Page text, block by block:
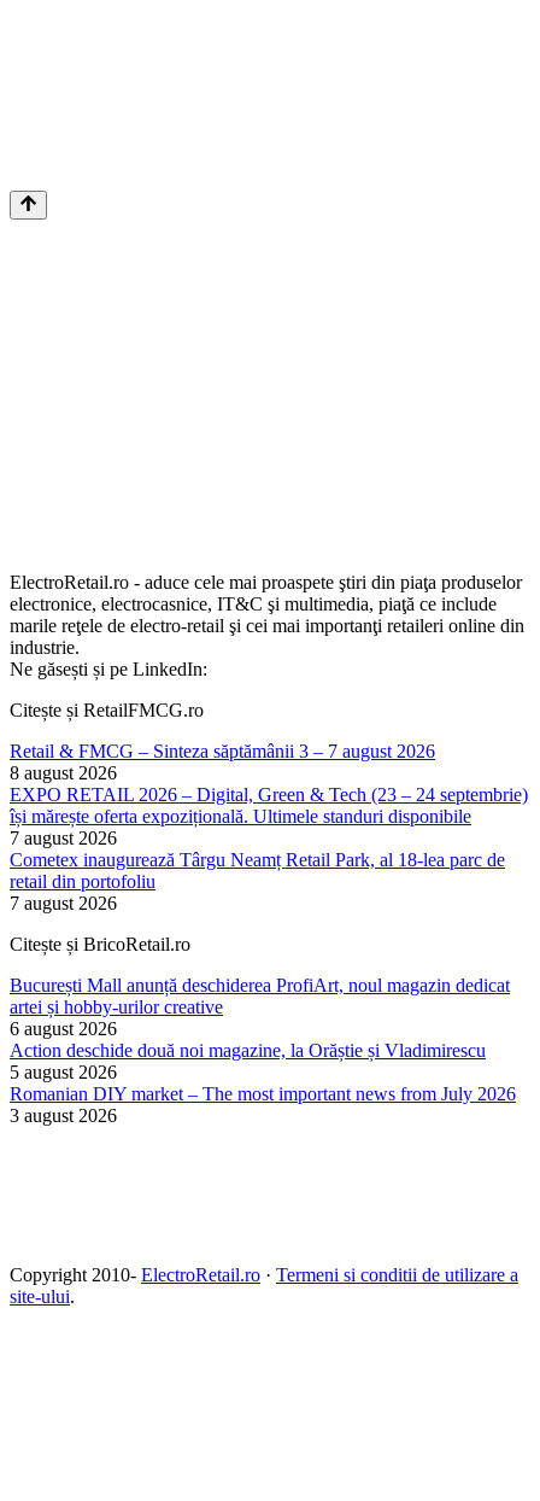
ElectroRetail.ro - aduce cele mai proaspete ştiri din piaţa produselor
electronice, electrocasnice, IT&C şi multimedia, piaţă ce include
marile reţele de electro-retail şi cei mai importanţi retaileri online din
industrie.
Ne găsești și pe LinkedIn:
Citește și RetailFMCG.ro
Retail & FMCG – Sinteza săptămânii 3 – 7 august 2026
8 august 2026
EXPO RETAIL 2026 – Digital, Green & Tech (23 – 24 septembrie)
își mărește oferta expozițională. Ultimele standuri disponibile
7 august 2026
Cometex inaugurează Târgu Neamț Retail Park, al 18-lea parc de
retail din portofoliu
7 august 2026
Citește și BricoRetail.ro
București Mall anunță deschiderea ProfiArt, noul magazin dedicat
artei și hobby-urilor creative
6 august 2026
Action deschide două noi magazine, la Orăștie și Vladimirescu
5 august 2026
Romanian DIY market – The most important news from July 2026
3 august 2026
Copyright 2010- ElectroRetail.ro · Termeni si conditii de utilizare a
site-ului.